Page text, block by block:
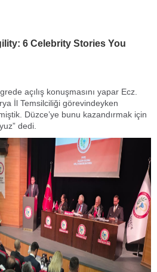
açılış konuşmasını yapar Ecz.
İl Temsilciliği görevindeyken
Düzce’ye bunu kazandırmak için
dedi.